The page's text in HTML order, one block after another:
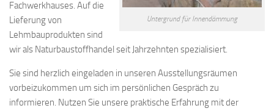
Untergrund für Innendämmung
Fachwerkhauses. Auf die
Lieferung von
Lehmbauprodukten sind
wir als Naturbaustoffhandel seit Jahrzehnten spezialisiert.
Sie sind herzlich eingeladen in unseren Ausstellungsräumen
vorbeizukommen um sich im persönlichen Gespräch zu
informieren. Nutzen Sie unsere praktische Erfahrung mit der